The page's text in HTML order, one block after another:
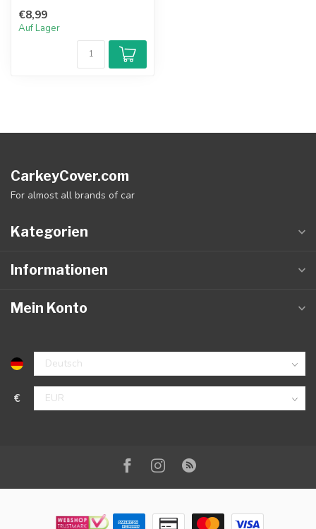
€8,99
Auf Lager
CarkeyCover.com
For almost all brands of car
Kategorien
Informationen
Mein Konto
€